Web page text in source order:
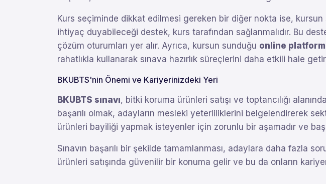
Kurs seçiminde dikkat edilmesi gereken bir diğer nokta ise, kursun
ihtiyaç duyabileceği destek, kurs tarafından sağlanmalıdır. Bu
çözüm oturumları yer alır. Ayrıca, kursun sunduğu online
rahatlıkla kullanarak sınava hazırlık süreçlerini daha etkili hale
BKUBTS'nin Önemi ve Kariyerinizdeki Yeri
BKUBTS sınavı, bitki koruma ürünleri satışı ve toptancılığı
başarılı olmak, adayların mesleki yeterliliklerini belgelendirerek
ürünleri bayiliği yapmak isteyenler için zorunlu bir aşamadır ve
Sınavın başarılı bir şekilde tamamlanması, adaylara daha fazla
ürünleri satışında güvenilir bir konuma gelir ve bu da onların